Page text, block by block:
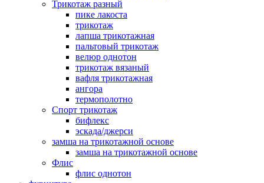
Трикотаж разный
пике лакоста
трикотаж
лапша трикотажная
пальтовый трикотаж
велюр однотон
трикотаж вязаный
вафля трикотажная
ангора
термополотно
Спорт трикотаж
бифлекс
эскада/джерси
замша на трикотажной основе
замша на трикотажной основе
Флис
флис однотон